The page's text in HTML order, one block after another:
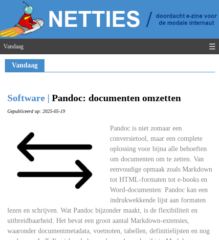
Vandaag ☰
Vandaag
Software | Pandoc: documenten omzetten
Gepubliceerd op: 2025-05-19
Pandoc is niet zomaar een
conversietool, maar een complete
oplossing voor bijna alle behoeften
om documenten om te zetten. Van
eenvoudige opmaak zoals Markdown
tot HTML-formaten tot e-books en
Word-documenten: Pandoc kan een
indrukwekkende lijst aan formaten
lezen en schrijven. Wat Pandoc bijzonder maakt, is de flexibiliteit en
uitbreidbaarheid. Het bevat een groot aantal Markdown-extensies,
waaronder documentmetadata, voetnoten, tabellen, definitielijsten en nog